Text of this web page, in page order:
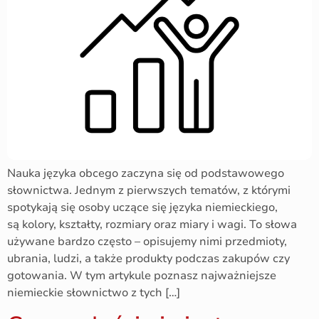
Nauka języka obcego zaczyna się od podstawowego
słownictwa. Jednym z pierwszych tematów, z którymi
spotykają się osoby uczące się języka niemieckiego,
są kolory, kształty, rozmiary oraz miary i wagi. To słowa
używane bardzo często – opisujemy nimi przedmioty,
ubrania, ludzi, a także produkty podczas zakupów czy
gotowania. W tym artykule poznasz najważniejsze
niemieckie słownictwo z tych […]